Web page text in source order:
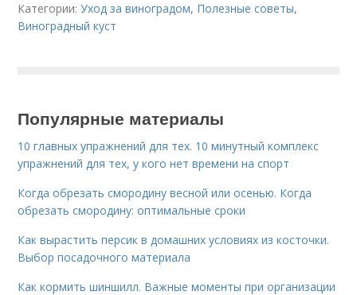
Категории:Уход за виноградом, Полезные советы,
Виноградный куст
Популярные материалы
10 главных упражнений для тех. 10 минутный комплекс
упражнений для тех, у кого нет времени на спорт
Когда обрезать смородину весной или осенью. Когда
обрезать смородину: оптимальные сроки
Как вырастить персик в домашних условиях из косточки.
Выбор посадочного материала
Как кормить шиншилл. Важные моменты при организации